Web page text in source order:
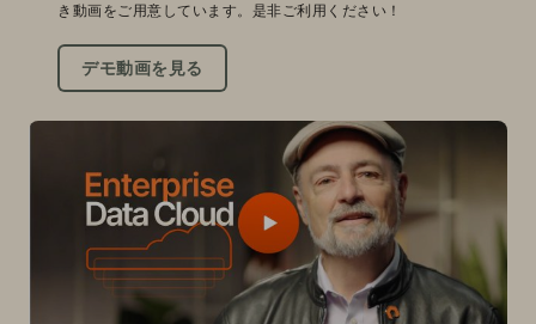
き動画をご用意しています。是非ご利用ください！
デモ動画を見る